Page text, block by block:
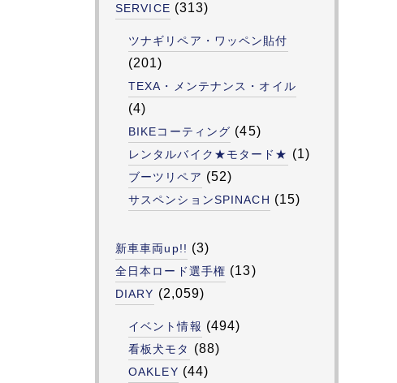
SERVICE (313)
ツナギリペア・ワッペン貼付
(201)
TEXA・メンテナンス・オイル
(4)
BIKEコーティング (45)
レンタルバイク★モタード★ (1)
ブーツリペア (52)
サスペンションSPINACH (15)
新車車両up!! (3)
全日本ロード選手権 (13)
DIARY (2,059)
イベント情報 (494)
看板犬モタ (88)
OAKLEY (44)